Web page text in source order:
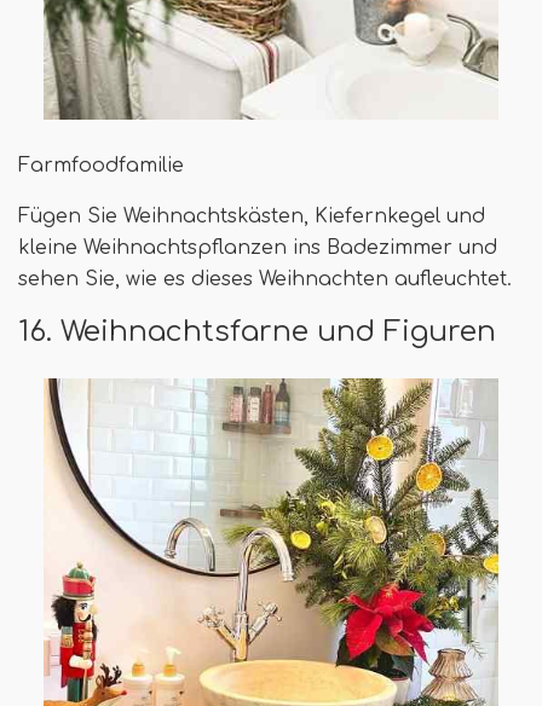
Farmfoodfamilie
Fügen Sie Weihnachtskästen, Kiefernkegel und
kleine Weihnachtspflanzen ins Badezimmer und
sehen Sie, wie es dieses Weihnachten aufleuchtet.
16. Weihnachtsfarne und Figuren